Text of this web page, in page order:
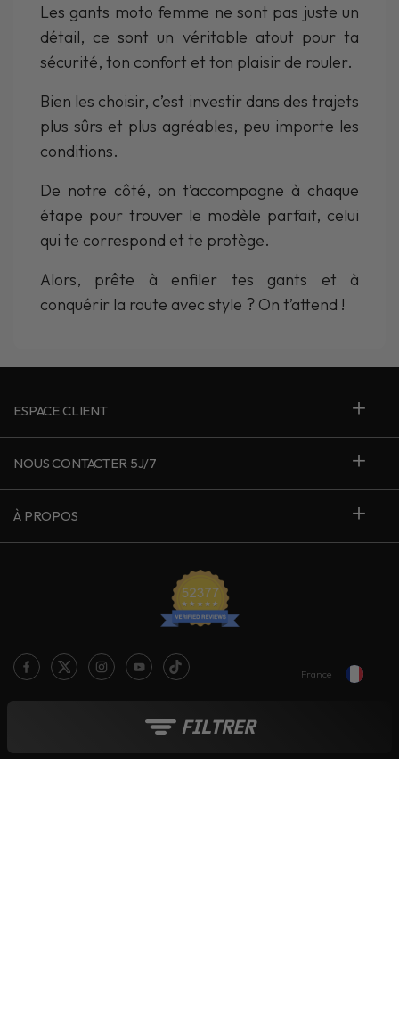
FILTRER
Les gants moto femme ne sont pas juste un
détail, ce sont un véritable atout pour ta
sécurité, ton confort et ton plaisir de rouler.
Bien les choisir, c’est investir dans des trajets
plus sûrs et plus agréables, peu importe les
conditions.
De notre côté, on t’accompagne à chaque
étape pour trouver le modèle parfait, celui
qui te correspond et te protège.
Alors, prête à enfiler tes gants et à
conquérir la route avec style ? On t’attend !
ESPACE CLIENT
NOUS CONTACTER 5J/7
À PROPOS
France